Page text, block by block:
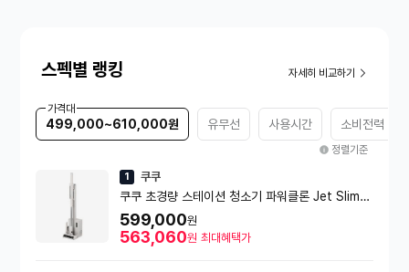
스펙별 랭킹 자세히 비교하기
가격대
499,000~610,000원 유무선 사용시간 소비전력
정렬기준
1 쿠쿠
쿠쿠 초경량 스테이션 청소기 파워클론 Jet Slim
(CVC-JE10NW)
599,000원
563,060원 최대혜택가